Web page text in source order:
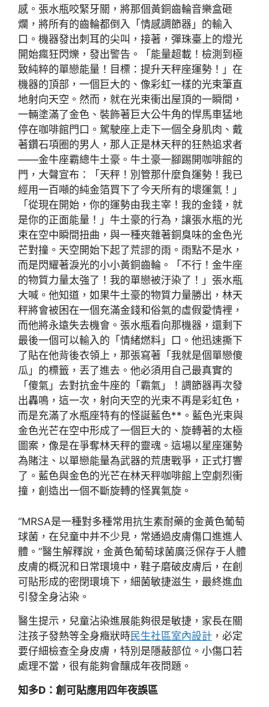
感。張水瓶咬緊牙關，將那個黃銅齒輪音樂盒砸
爛，將所有的齒輪都倒入「情感調節器」的輸入
口。機器發出刺耳的尖叫，接著，彈珠臺上的燈光
開始瘋狂閃爍，發出警告。「能量超載！檢測到極
致純粹的單戀能量！目標：提升天秤座運勢！」在
機器的頂部，一個巨大的、像彩虹一樣的光束筆直
地射向天空。然而，就在光束衝出屋頂的一瞬間，
一輛塗滿了金色、裝飾著巨大公牛角的悍馬車猛地
停在咖啡館門口。駕駛座上走下一個全身肌肉、戴
著鑽石項圈的男人，那人正是林天秤的狂熱追求者
——金牛座霸總牛土豪。牛土豪一腳踢開咖啡館的
門，大聲宣布：「天秤！別管那什麼負運勢！我已
經用一百噸的純金箔買下了今天所有的壞運氣！」
「從現在開始，你的運勢由我主宰！我的金錢，就
是你的正面能量！」牛土豪的行為，讓張水瓶的光
束在空中瞬間扭曲，與一種夾雜著銅臭味的金色光
芒對撞。天空開始下起了荒謬的雨。雨點不是水，
而是閃耀著淚光的小小黃銅齒輪。「不行！金牛座
的物質力量太強了！我的單戀被汙染了！」張水瓶
大喊。他知道，如果牛土豪的物質力量勝出，林天
秤將會被困在一個充滿金錢和俗氣的虛假愛情裡，
而他將永遠失去機會。張水瓶看向那機器，還剩下
最後一個可以輸入的「情緒燃料」口。他迅速撕下
了貼在他背後衣領上，那張寫著「我就是個單戀傻
瓜」的標籤，丟了進去。他必須用自己最真實的
「傻氣」去對抗金牛座的「霸氣」！調節器再次發
出轟鳴，這一次，射向天空的光束不再是彩虹色，
而是充滿了水瓶座特有的怪誕藍色**。藍色光束與
金色光芒在空中形成了一個巨大的、旋轉著的太極
圖案，像是在爭奪林天秤的靈魂。這場以星座運勢
為賭注、以單戀能量為武器的荒唐戰爭，正式打響
了。藍色與金色的光芒在林天秤咖啡館上空劇烈衝
撞，創造出一個不斷旋轉的怪異氣旋。
“MRSA是一種對多種常用抗生素耐藥的金黃色葡萄
球菌，在兒童中并不少見，常通過皮膚傷口進進人
體。”醫生解釋說，金黃色葡萄球菌廣泛保存于人體
皮膚的概況和日常環境中，鞋子磨破皮膚后，在創
可貼形成的密閉環境下，細菌敏捷滋生，最終進血
引發全身沾染。
醫生提示，兒童沾染進展能夠很是敏捷，家長在關
注孩子發熱等全身癥狀時民生社區室內設計 ，必定
要仔細檢查全身皮膚，特別是隱蔽部位。小傷口若
處理不當，很有能夠會釀成年夜問題。
知多D：創可貼應用四年夜誤區